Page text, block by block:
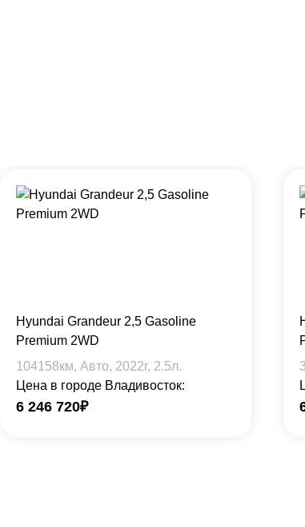
Hyundai Grandeur 2,5 Gasoline
Premium 2WD
104158км, Авто, 2022г, 2.5л.
Цена в городе Владивосток:
6 246 720₽